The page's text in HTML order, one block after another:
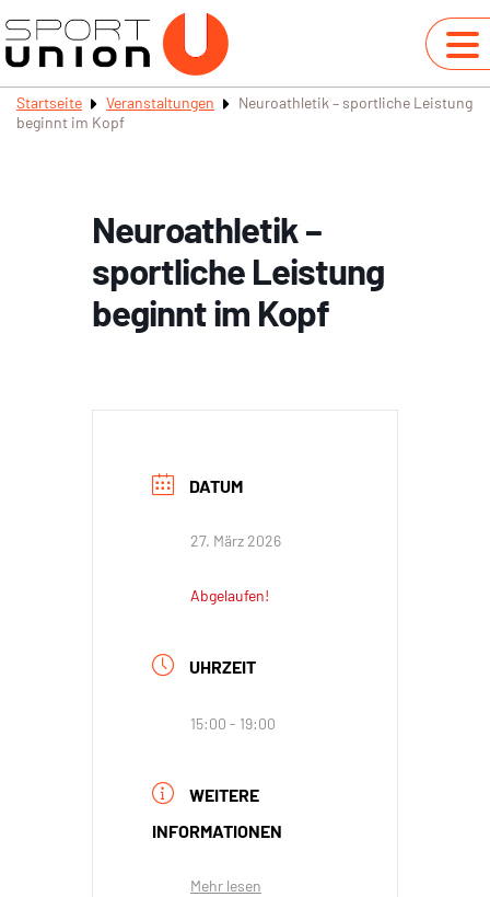
Startseite Veranstaltungen
Neuroathletik – sportliche Leistung
beginnt im Kopf
Neuroathletik –
sportliche Leistung
beginnt im Kopf
DATUM
27. März 2026
Abgelaufen!
UHRZEIT
15:00 - 19:00
WEITERE
INFORMATIONEN
Mehr lesen